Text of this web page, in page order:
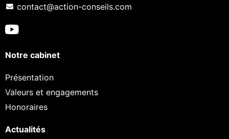
contact@action-conseils.com
Notre cabinet
Présentation
Valeurs et engagements
Honoraires
Actualités